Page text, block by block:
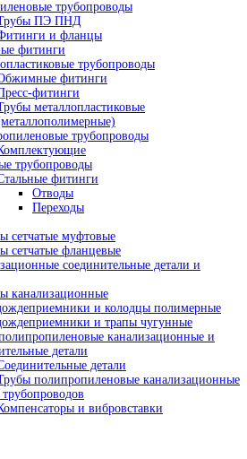
трубопроводы
ПЭ ПНД
и фланцы
фитинги
трубопроводы
фитинги
фитинги
металлопластиковые
трубопроводы
трубопроводы
фитинги
Отводы
Переходы
сетчатые муфтовые
сетчатые фланцевые
соединительные детали и
канализационные
и колодцы полимерные
и трапы чугунные
канализационные и
детали
детали
полипропиленовые канализационные
и вибровставки